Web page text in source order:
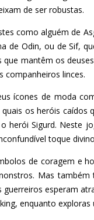
de ser robustas.
como alguém de
de Odin, ou de Sif,
mantêm os
companheiros linces.
ícones de moda
os heróis caídos
Sigurd. Neste
toque
de coragem e
Mas
esperam
enquanto